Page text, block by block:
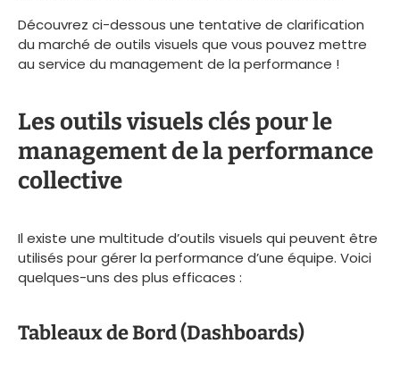
Découvrez ci-dessous une tentative de clarification
du marché de outils visuels que vous pouvez mettre
au service du management de la performance !
Les outils visuels clés pour le
management de la performance
collective
Il existe une multitude d’outils visuels qui peuvent être
utilisés pour gérer la performance d’une équipe. Voici
quelques-uns des plus efficaces :
Tableaux de Bord (Dashboards)